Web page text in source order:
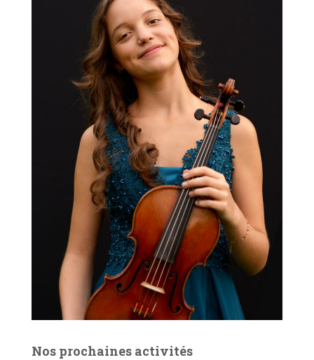
Nos prochaines activités